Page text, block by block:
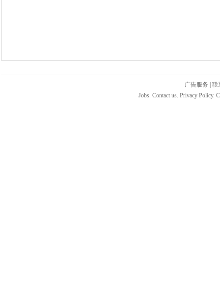
广告服务
联
Jobs. Contact us. Privacy Policy.